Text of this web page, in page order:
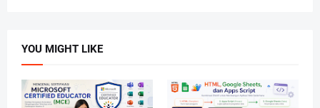
YOU MIGHT LIKE